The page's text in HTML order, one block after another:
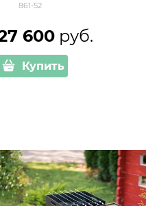
861-52
600 руб.
Купить